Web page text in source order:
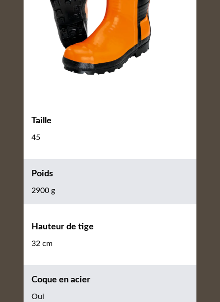
Taille
45
Poids
2900 g
Hauteur de tige
32 cm
Coque en acier
Oui